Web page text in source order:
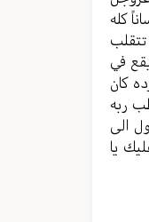
كله
تتقلب
في
كان
ربه
الى
يا